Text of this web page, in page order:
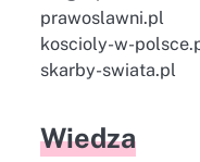
prawoslawni.pl
koscioly-w-
skarby-swiata.pl
Wiedza